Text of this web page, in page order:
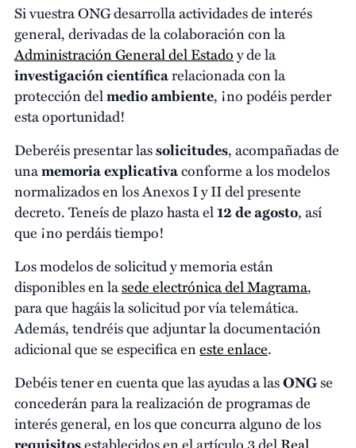
Si vuestra ONG desarrolla actividades de interés
general, derivadas de la colaboración con la
Administración General del Estadoy de la
investigación científicarelacionada con la
protección delmedio ambiente, ¡no podéis perder
esta oportunidad!
Deberéis presentar lassolicitudes, acompañadas de
unamemoria explicativaconforme a los modelos
normalizados en los Anexos I y II del presente
decreto. Teneís de plazo hasta el12 de agosto, así
que ¡no perdáis tiempo!
Los modelos de solicitud y memoria están
disponibles en lasede electrónica del Magrama,
para que hagáis la solicitud por vía telemática.
Además, tendréis que adjuntar la documentación
adicional que se especifica eneste enlace.
Debéis tener en cuenta que las ayudas a lasONGse
concederán para la realización de programas de
interés general, en los que concurra alguno de los
requisitosestablecidos en el artículo 3 delReal